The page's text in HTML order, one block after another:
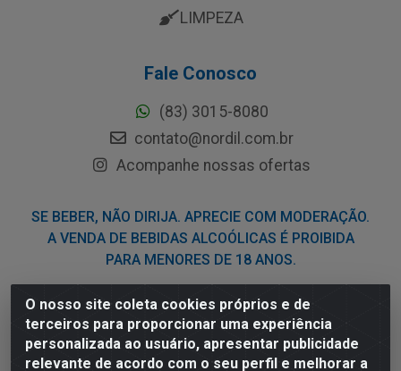
O nosso site coleta cookies próprios e de
terceiros para proporcionar uma experiência
personalizada ao usuário, apresentar publicidade
relevante de acordo com o seu perfil e melhorar a
LIMPEZA
Fale Conosco
(83) 3015-8080
contato@nordil.com.br
Acompanhe nossas ofertas
SE BEBER, NÃO DIRIJA. APRECIE COM MODERAÇÃO.
A VENDA DE BEBIDAS ALCOÓLICAS É PROIBIDA
PARA MENORES DE 18 ANOS.
Nordil Distribuidora - Avenida Liberdade, 2738, Bloco F -
Sesi - Bayeux/PB - CEP 58.111-400 - CNPJ
03.775.813/0001-41